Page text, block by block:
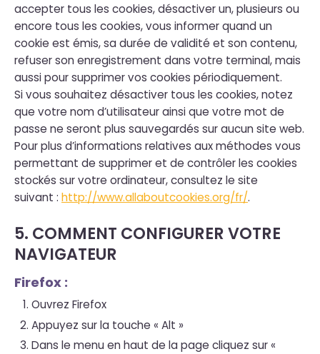
accepter tous les cookies, désactiver un, plusieurs ou
encore tous les cookies, vous informer quand un
cookie est émis, sa durée de validité et son contenu,
refuser son enregistrement dans votre terminal, mais
aussi pour supprimer vos cookies périodiquement.
Si vous souhaitez désactiver tous les cookies, notez
que votre nom d’utilisateur ainsi que votre mot de
passe ne seront plus sauvegardés sur aucun site web.
Pour plus d’informations relatives aux méthodes vous
permettant de supprimer et de contrôler les cookies
stockés sur votre ordinateur, consultez le site
suivant : http://www.allaboutcookies.org/fr/.
5. COMMENT CONFIGURER VOTRE
NAVIGATEUR
Firefox :
Ouvrez Firefox
Appuyez sur la touche « Alt »
Dans le menu en haut de la page cliquez sur «